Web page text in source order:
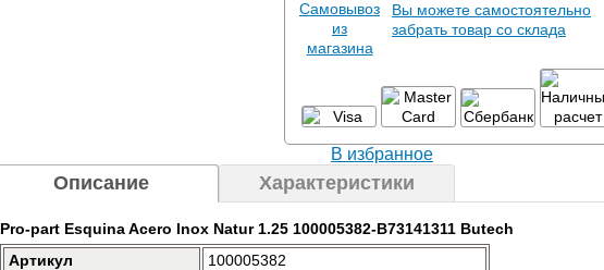
Вы можете самостоятельно
забрать товар со склада
В избранное
Описание Характеристики
Pro-part Esquina Acero Inox Natur 1.25 100005382-B73141311 Butech
Артикул
100005382